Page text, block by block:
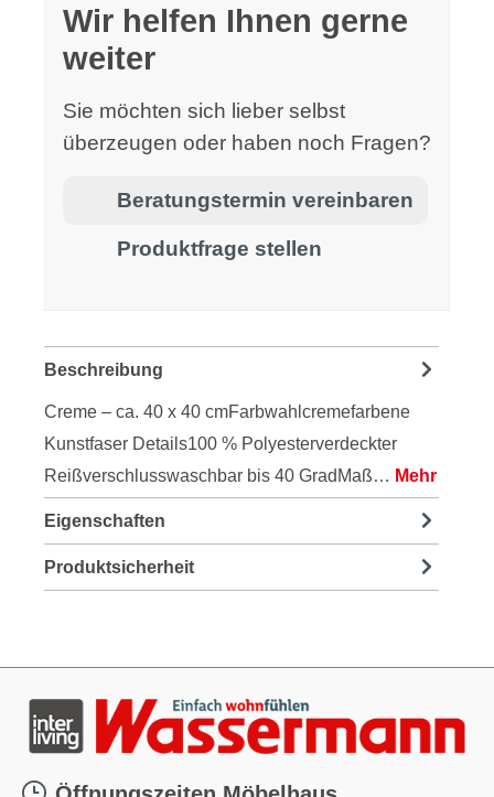
Wir helfen Ihnen gerne
weiter
Sie möchten sich lieber selbst
überzeugen oder haben noch Fragen?
Beratungstermin vereinbaren
Produktfrage stellen
Beschreibung
Creme – ca. 40 x 40 cmFarbwahlcremefarbene
Kunstfaser Details100 % Polyesterverdeckter
Reißverschlusswaschbar bis 40 GradMaß… Mehr
Eigenschaften
Produktsicherheit